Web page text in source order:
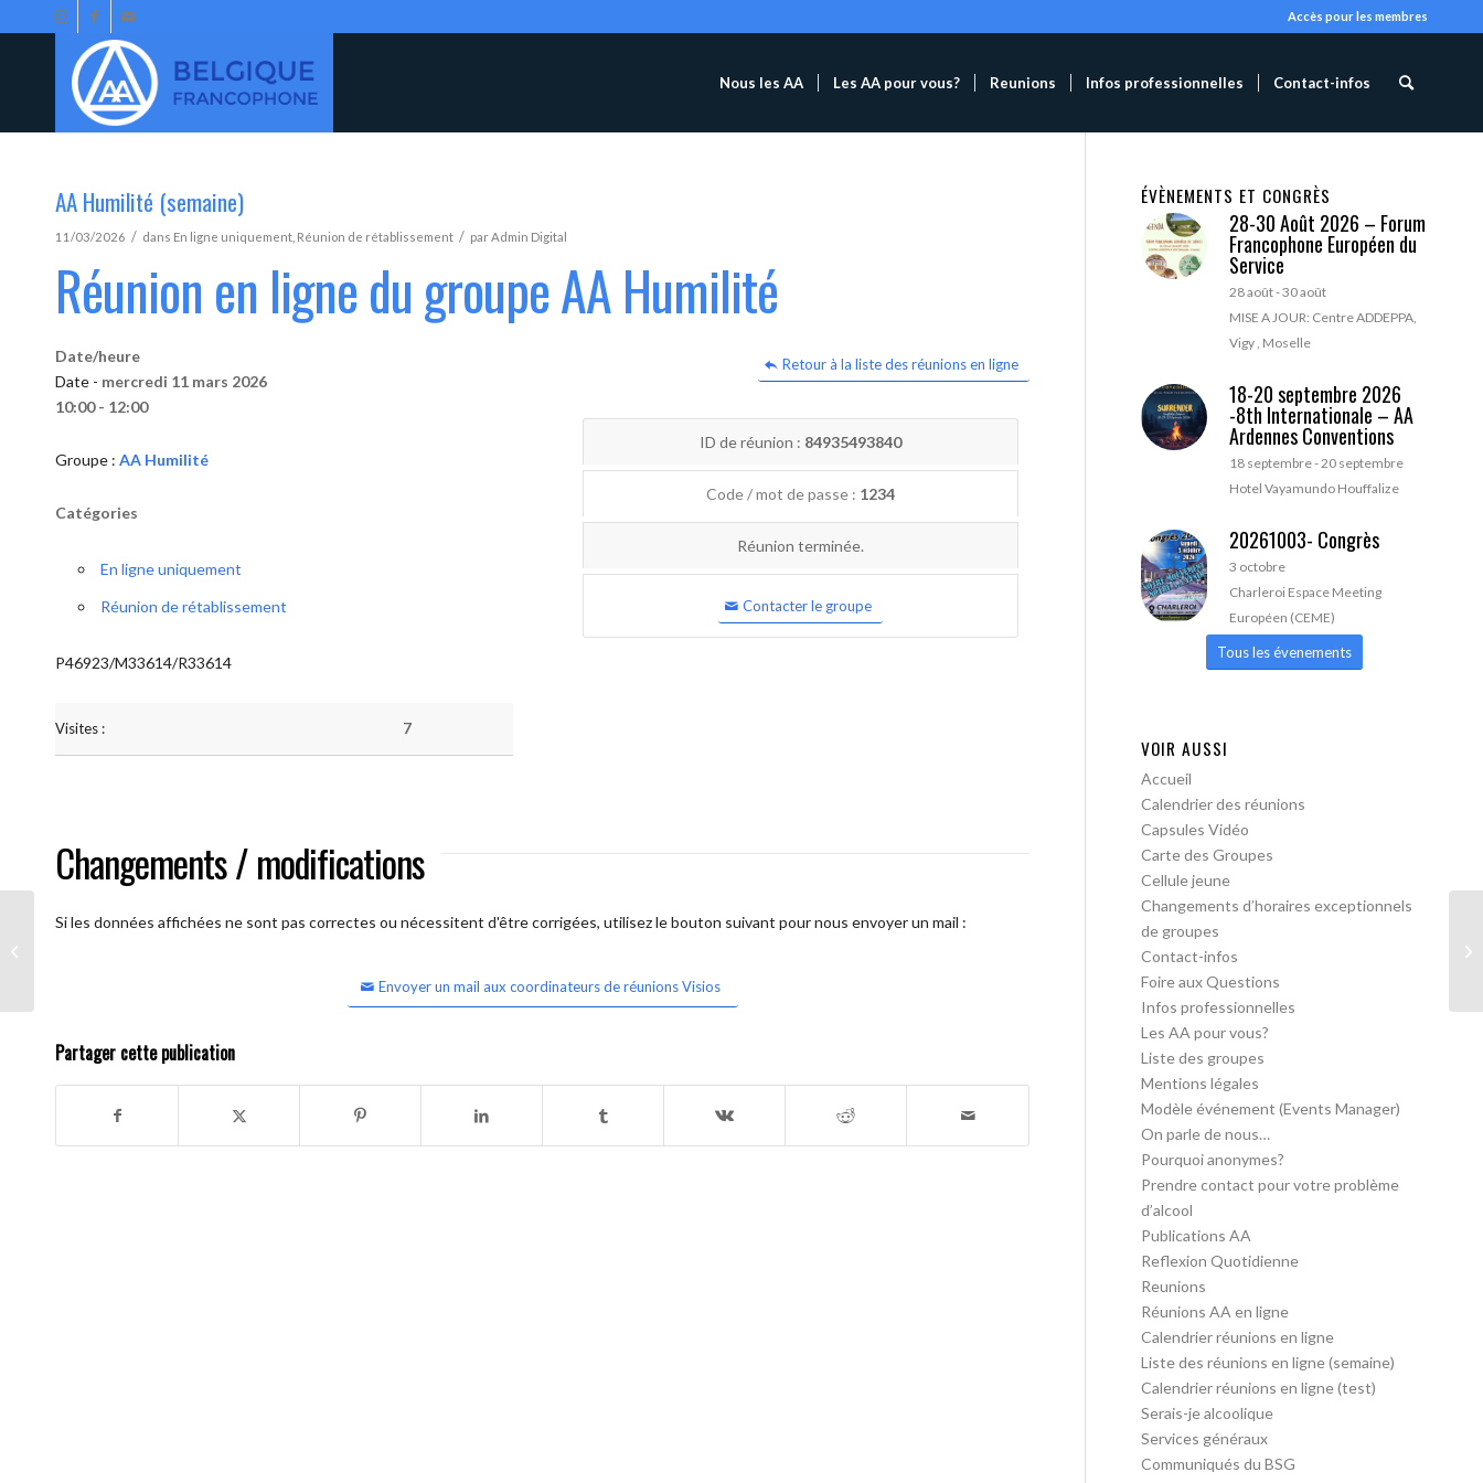
Accès pour les membres
Nous les AA Les AA pour vous? Reunions Infos professionnelles Contact-infos
AA Humilité (semaine)
11/03/2026 / dans En ligne uniquement Réunion de rétablissement / parAdmin Digital
Réunion en ligne du groupe AA Humilité
Retour à la liste des réunions en ligne
Date/heure
Date - mercredi 11 mars 2026
10:00 - 12:00
Groupe : AA Humilité
Catégories
En ligne uniquement
Réunion de rétablissement
P46923/M33614/R33614
Visites : 7
ID de réunion : 84935493840
Code / mot de passe : 1234
Réunion terminée.
Contacter le groupe
Changements / modifications
Si les données affichées ne sont pas correctes ou nécessitent d'être corrigées, utilisez le bouton suivant pour nous envoyer un mail :
Envoyer un mail aux coordinateurs de réunions Visios
Partager cette publication
ÉVÈNEMENTS ET CONGRÈS
28-30 Août 2026 – Forum
Francophone Européen du
Service
28 août-30 août
MISE A JOUR: Centre ADDEPPA,
Vigy , Moselle
18-20 septembre 2026
-8th Internationale – AA
Ardennes Conventions
18 septembre-20 septembre
Hotel Vayamundo Houffalize
20261003- Congrès
3 octobre
Charleroi Espace Meeting
Européen (CEME)
Tous les évenements
VOIR AUSSI
Accueil
Calendrier des réunions
Capsules Vidéo
Carte des Groupes
Cellule jeune
Changements d’horaires exceptionnels
de groupes
Contact-infos
Foire aux Questions
Infos professionnelles
Les AA pour vous?
Liste des groupes
Mentions légales
Modèle événement (Events Manager)
On parle de nous…
Pourquoi anonymes?
Prendre contact pour votre problème
d’alcool
Publications AA
Reflexion Quotidienne
Reunions
Réunions AA en ligne
Calendrier réunions en ligne
Liste des réunions en ligne (semaine)
Calendrier réunions en ligne (test)
Serais-je alcoolique
Services généraux
Communiqués du BSG